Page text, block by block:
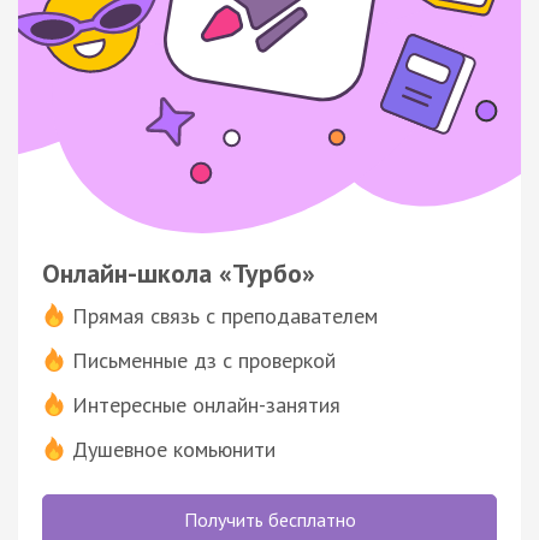
Онлайн-школа «Турбо»
Прямая связь с преподавателем
Письменные дз с проверкой
Интересные онлайн-занятия
Душевное комьюнити
Получить бесплатно